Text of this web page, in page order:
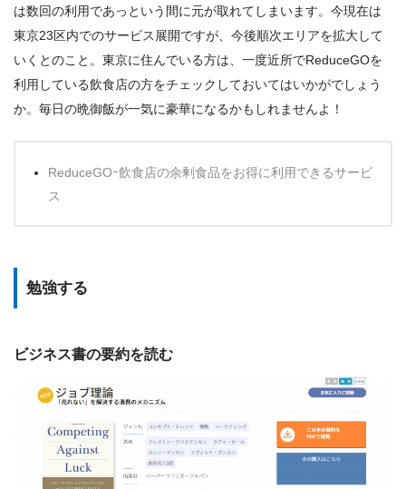
は数回の利用であっという間に元が取れてしまいます。今現在は
東京23区内でのサービス展開ですが、今後順次エリアを拡大して
いくとのこと。東京に住んでいる方は、一度近所でReduceGOを
利用している飲食店の方をチェックしておいてはいかがでしょう
か。毎日の晩御飯が一気に豪華になるかもしれませんよ！
ReduceGOｰ飲食店の余剰食品をお得に利用できるサービ
ス
勉強する
ビジネス書の要約を読む